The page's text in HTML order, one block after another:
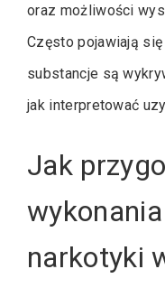
oraz możliwości
Często pojawiają
substancje są
jak interpretować
Jak
narkotyki